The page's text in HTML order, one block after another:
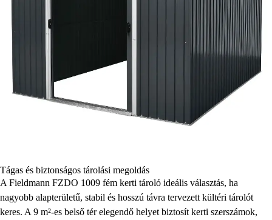
Tágas és biztonságos tárolási megoldás
A Fieldmann FZDO 1009 fém kerti tároló ideális választás, ha
nagyobb alapterületű, stabil és hosszú távra tervezett kültéri tárolót
keres. A 9 m²-es belső tér elegendő helyet biztosít kerti szerszámok,